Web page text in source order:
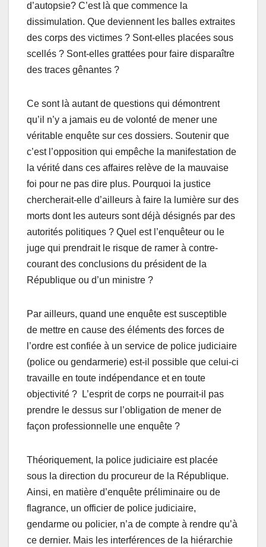
d’autopsie? C’est là que commence la
dissimulation. Que deviennent les balles extraites
des corps des victimes ? Sont-elles placées sous
scellés ? Sont-elles grattées pour faire disparaître
des traces gênantes ?
Ce sont là autant de questions qui démontrent
qu’il n’y a jamais eu de volonté de mener une
véritable enquête sur ces dossiers. Soutenir que
c’est l’opposition qui empêche la manifestation de
la vérité dans ces affaires relève de la mauvaise
foi pour ne pas dire plus. Pourquoi la justice
chercherait-elle d’ailleurs à faire la lumière sur des
morts dont les auteurs sont déjà désignés par des
autorités politiques ? Quel est l’enquêteur ou le
juge qui prendrait le risque de ramer à contre-
courant des conclusions du président de la
République ou d’un ministre ?
Par ailleurs, quand une enquête est susceptible
de mettre en cause des éléments des forces de
l’ordre est confiée à un service de police judiciaire
(police ou gendarmerie) est-il possible que celui-ci
travaille en toute indépendance et en toute
objectivité ? L’esprit de corps ne pourrait-il pas
prendre le dessus sur l’obligation de mener de
façon professionnelle une enquête ?
Théoriquement, la police judiciaire est placée
sous la direction du procureur de la République.
Ainsi, en matière d’enquête préliminaire ou de
flagrance, un officier de police judiciaire,
gendarme ou policier, n’a de compte à rendre qu’à
ce dernier. Mais les interférences de la hiérarchie